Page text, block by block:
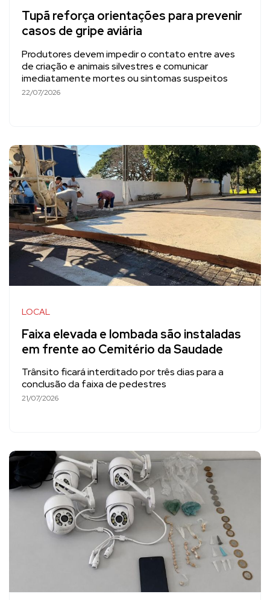
Tupã reforça orientações para prevenir
casos de gripe aviária
Produtores devem impedir o contato entre aves
de criação e animais silvestres e comunicar
imediatamente mortes ou sintomas suspeitos
22/07/2026
LOCAL
Faixa elevada e lombada são instaladas
em frente ao Cemitério da Saudade
Trânsito ficará interditado por três dias para a
conclusão da faixa de pedestres
21/07/2026